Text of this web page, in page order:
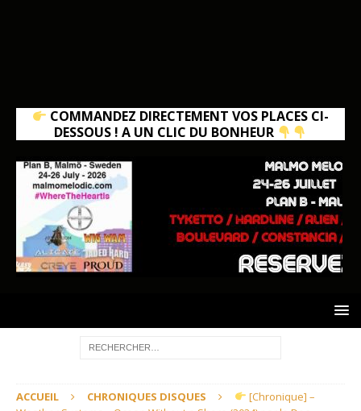
COMMANDEZ DIRECTEMENT VOS PLACES CI-
DESSOUS ! A UN CLIC DU BONHEUR
ACCUEIL CHRONIQUES DISQUES
[Chronique] –